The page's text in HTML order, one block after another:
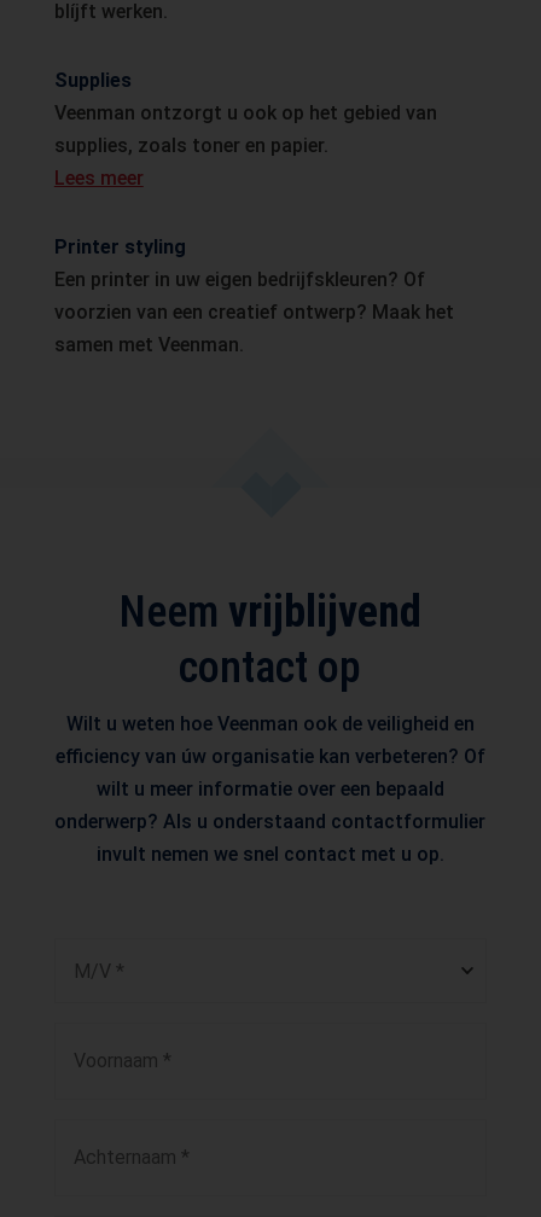
blíjft werken.
Supplies
Veenman ontzorgt u ook op het gebied van
supplies, zoals toner en papier.
Lees meer
Printer styling
Een printer in uw eigen bedrijfskleuren? Of
voorzien van een creatief ontwerp? Maak het
samen met Veenman.
Neem vrijblijvend
contact op
Wilt u weten hoe Veenman ook de veiligheid en
efficiency van úw organisatie kan verbeteren? Of
wilt u meer informatie over een bepaald
onderwerp? Als u onderstaand contactformulier
invult nemen we snel contact met u op.